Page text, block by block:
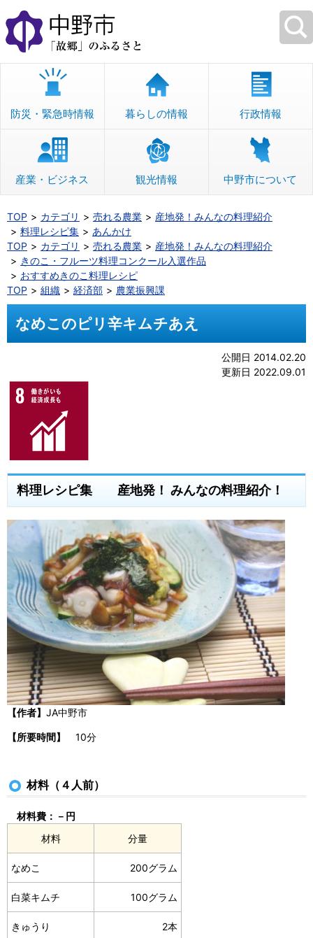
本
文
へ
移
防災・緊急時情報 暮らしの情報 行政情報
産業・ビジネス 観光情報 中野市について
TOP カテゴリ 売れる農業
産地発！みんなの料理紹介
料理レシピ集
あんかけ
TOP
カテゴリ 売れる農業
産地発！みんなの料理紹介
きのこ・フルーツ料理コンクール入選作品
おすすめきのこ料理レシピ
TOP
組織 経済部 農業振興課
なめこのピリ辛キムチあえ
公開日 2014.02.20
更新日 2022.09.01
料理レシピ集 産地発！ みんなの料理紹介！
【作者】 JA中野市
【所要時間】 10分
材料（４人前）
材料費：－円
材料
分量
なめこ 200グラム
白菜キムチ 100グラム
きゅうり 2本